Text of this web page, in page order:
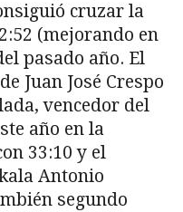
cruzar la
(mejorando en
pasado año. El
Juan José Crespo
vencedor del
año en la
33:10 y el
Antonio
segundo